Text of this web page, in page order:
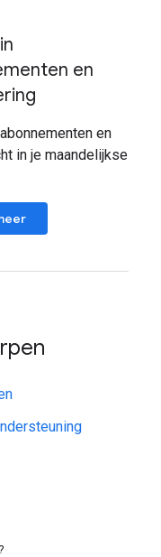
en
en
in je maandelijkse